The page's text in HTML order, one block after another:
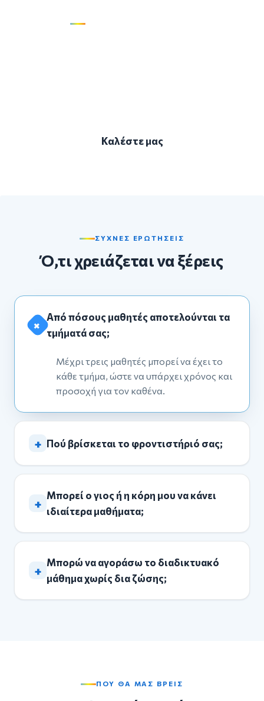
ΠΕΡΙΟΡΙΣΜΕΝΕΣ ΘΕΣΕΙΣ
Καλέστε μας
ΣΥΧΝΕΣ ΕΡΩΤΗΣΕΙΣ
Ό,τι χρειάζεται να ξέρεις
+
Από πόσους μαθητές αποτελούνται τα
τμήματά σας;
Μέχρι τρεις μαθητές μπορεί να έχει το
κάθε τμήμα, ώστε να υπάρχει χρόνος και
προσοχή για τον καθένα.
+ Πού βρίσκεται το φροντιστήριό σας;
+
Μπορεί ο γιος ή η κόρη μου να κάνει
ιδιαίτερα μαθήματα;
+
Μπορώ να αγοράσω το διαδικτυακό
μάθημα χωρίς δια ζώσης;
ΠΟΥ ΘΑ ΜΑΣ ΒΡΕΙΣ